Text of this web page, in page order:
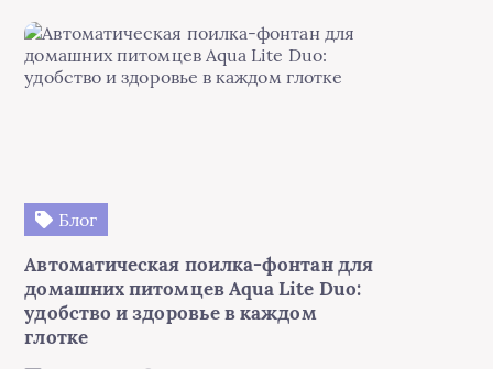
Блог
Автоматическая поилка-фонтан для
домашних питомцев Aqua Lite Duo:
удобство и здоровье в каждом
глотке